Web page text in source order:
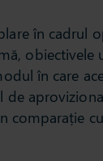
în cadrul
în care
de
comparație